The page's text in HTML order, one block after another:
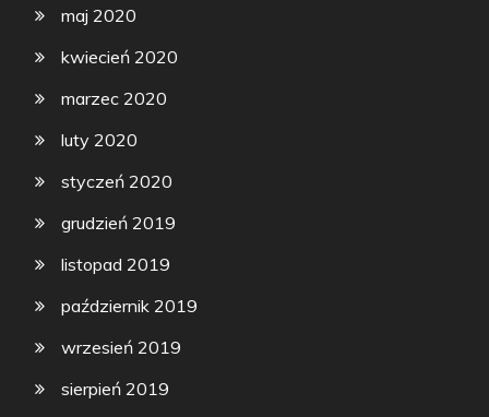
maj 2020
kwiecień 2020
marzec 2020
luty 2020
styczeń 2020
grudzień 2019
listopad 2019
październik 2019
wrzesień 2019
sierpień 2019